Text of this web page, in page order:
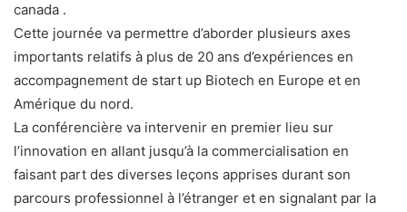
canada .
Cette journée va permettre d’aborder plusieurs axes
importants relatifs à plus de 20 ans d’expériences en
accompagnement de start up Biotech en Europe et en
Amérique du nord.
La conférencière va intervenir en premier lieu sur
l’innovation en allant jusqu’à la commercialisation en
faisant part des diverses leçons apprises durant son
parcours professionnel à l’étranger et en signalant par la